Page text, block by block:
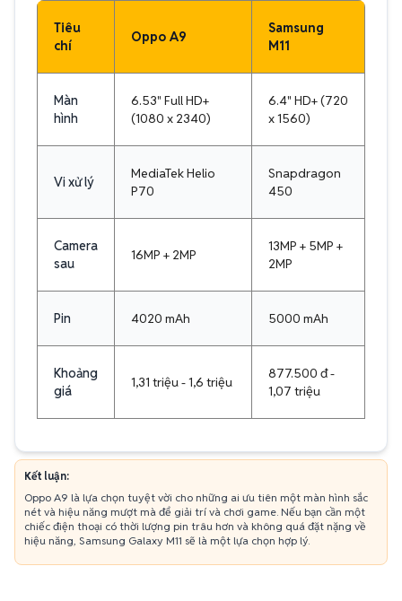
Tiêu
chí
Oppo A9
Samsung
M11
Màn
hình
6.53" Full HD+
(1080 x 2340)
6.4" HD+ (720
x 1560)
Vi xử lý
MediaTek Helio
P70
Snapdragon
450
Camera
sau
16MP + 2MP
13MP + 5MP +
2MP
Pin 4020 mAh 5000 mAh
Khoảng
giá
1,31 triệu - 1,6 triệu
877.500 đ -
1,07 triệu
Kết luận:
Oppo A9 là lựa chọn tuyệt vời cho những ai ưu tiên một màn hình sắc
nét và hiệu năng mượt mà để giải trí và chơi game. Nếu bạn cần một
chiếc điện thoại có thời lượng pin trâu hơn và không quá đặt nặng về
hiệu năng, Samsung Galaxy M11 sẽ là một lựa chọn hợp lý.